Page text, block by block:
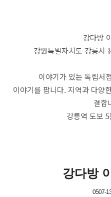
강다방
강원특별자치도 강릉시
이야기가 있는 독립서
이야기를 팝니다. 지역과 다양
결합
강릉역 도보